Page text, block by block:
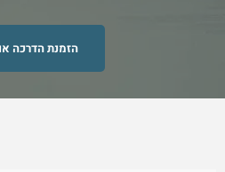
הזמנת הדרכה